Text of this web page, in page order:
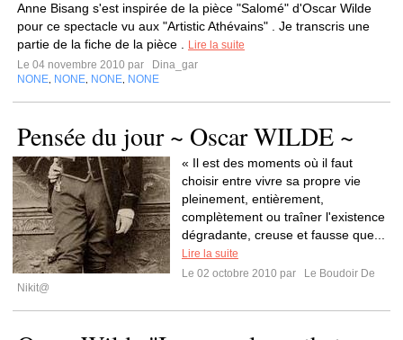
Anne Bisang s'est inspirée de la pièce "Salomé" d'Oscar Wilde
pour ce spectacle vu aux "Artistic Athévains" . Je transcris une
partie de la fiche de la pièce .
Lire la suite
Le 04 novembre 2010 par
Dina_gar
NONE NONE NONE NONE
Pensée du jour ~ Oscar WILDE ~
« Il est des moments où il faut
choisir entre vivre sa propre vie
pleinement, entièrement,
complètement ou traîner l'existence
dégradante, creuse et fausse que...
Lire la suite
Le 02 octobre 2010 par
Le Boudoir De
Nikit@